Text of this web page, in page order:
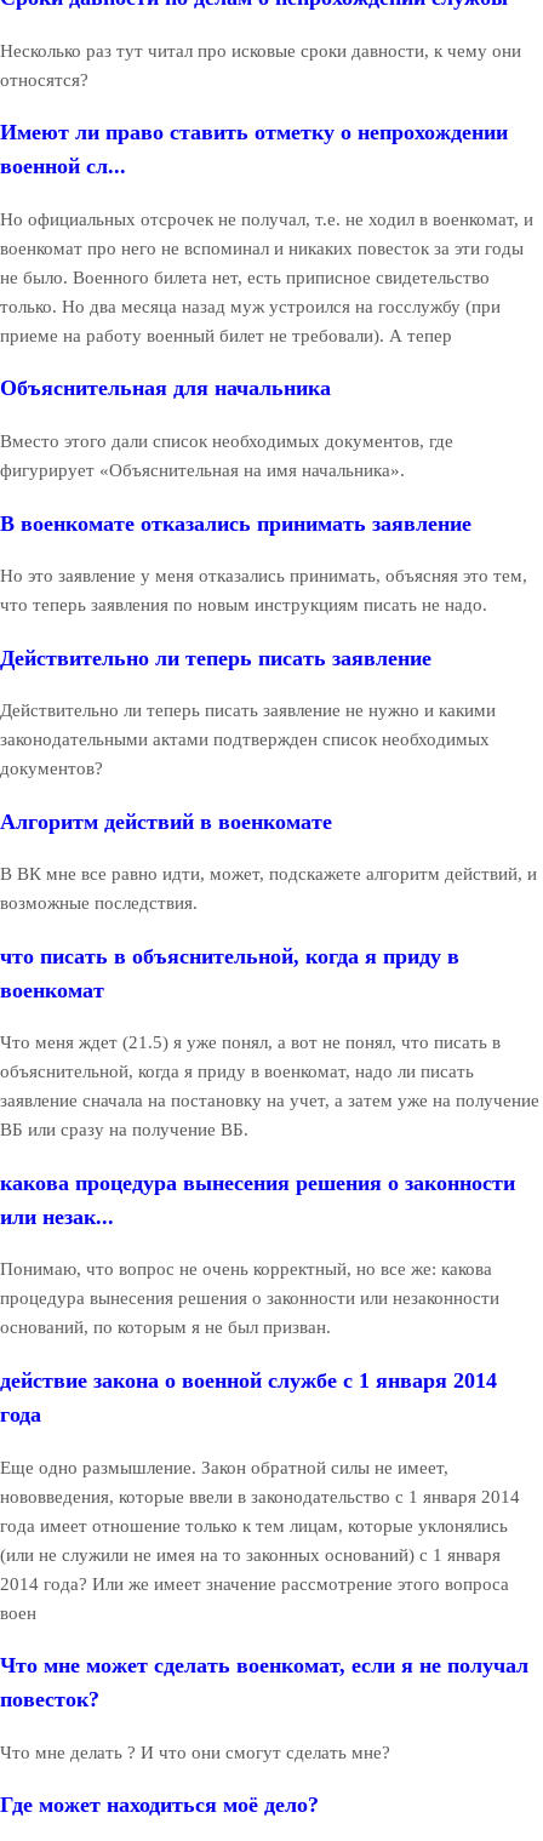
Несколько раз тут читал про исковые сроки давности, к чему они
относятся?
Имеют ли право ставить отметку о непрохождении
военной сл...
Но официальных отсрочек не получал, т.е. не ходил в военкомат, и
военкомат про него не вспоминал и никаких повесток за эти годы
не было. Военного билета нет, есть приписное свидетельство
только. Но два месяца назад муж устроился на госслужбу (при
приеме на работу военный билет не требовали). А тепер
Объяснительная для начальника
Вместо этого дали список необходимых документов, где
фигурирует «Объяснительная на имя начальника».
В военкомате отказались принимать заявление
Но это заявление у меня отказались принимать, объясняя это тем,
что теперь заявления по новым инструкциям писать не надо.
Действительно ли теперь писать заявление
Действительно ли теперь писать заявление не нужно и какими
законодательными актами подтвержден список необходимых
документов?
Алгоритм действий в военкомате
В ВК мне все равно идти, может, подскажете алгоритм действий, и
возможные последствия.
что писать в объяснительной, когда я приду в
военкомат
Что меня ждет (21.5) я уже понял, а вот не понял, что писать в
объяснительной, когда я приду в военкомат, надо ли писать
заявление сначала на постановку на учет, а затем уже на получение
ВБ или сразу на получение ВБ.
какова процедура вынесения решения о законности
или незак...
Понимаю, что вопрос не очень корректный, но все же: какова
процедура вынесения решения о законности или незаконности
оснований, по которым я не был призван.
действие закона о военной службе с 1 января 2014
года
Еще одно размышление. Закон обратной силы не имеет,
нововведения, которые ввели в законодательство с 1 января 2014
года имеет отношение только к тем лицам, которые уклонялись
(или не служили не имея на то законных оснований) с 1 января
2014 года? Или же имеет значение рассмотрение этого вопроса
воен
Что мне может сделать военкомат, если я не получал
повесток?
Что мне делать ? И что они смогут сделать мне?
Где может находиться моё дело?